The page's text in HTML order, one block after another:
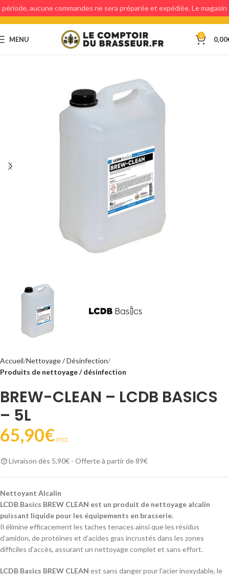
MENU 0 0,00
Accueil Nettoyage / Désinfection
Produits de nettoyage / désinfection
BREW-CLEAN – LCDB BASICS
– 5L
65,90€ (T.T.C).
Livraison dès 5,90€ - Offerte à partir de 89€
Nettoyant Alcalin
LCDB Basics BREW CLEAN est un produit de nettoyage alcalin
puissant liquide pour les équipements en brasserie.
Il élimine efficacement les taches tenaces ainsi que les résidus
d’amidon, de protéines et d’acides gras incrustés dans les zones
difficiles d’accès, assurant un nettoyage complet et sans effort.
LCDB Basics BREW CLEAN est sans danger pour l’acier inoxydable, le
période, aucune commandes ne sera préparée et expédiée. Le magasin
étant fermé, aucun retraits en magasin ne sera possible.